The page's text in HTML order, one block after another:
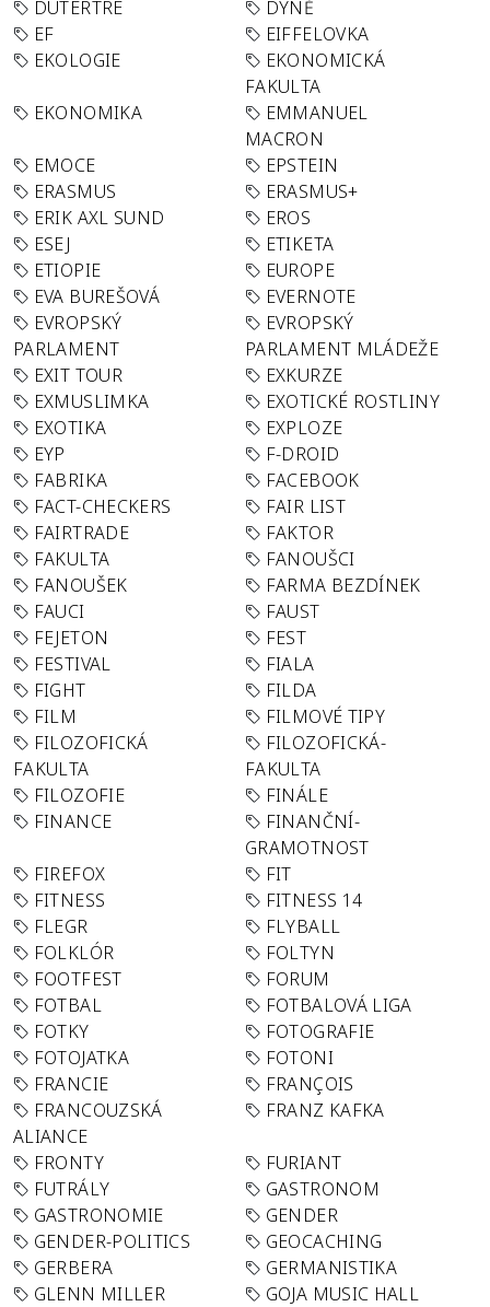
DUTERTRE
DÝNĚ
EF
EIFFELOVKA
EKOLOGIE
EKONOMICKÁ
FAKULTA
EKONOMIKA
EMMANUEL
MACRON
EMOCE
EPSTEIN
ERASMUS
ERASMUS+
ERIK AXL SUND
EROS
ESEJ
ETIKETA
ETIOPIE
EUROPE
EVA BUREŠOVÁ
EVERNOTE
EVROPSKÝ
PARLAMENT
EVROPSKÝ
PARLAMENT MLÁDEŽE
EXIT TOUR
EXKURZE
EXMUSLIMKA
EXOTICKÉ ROSTLINY
EXOTIKA
EXPLOZE
EYP
F-DROID
FABRIKA
FACEBOOK
FACT-CHECKERS
FAIR LIST
FAIRTRADE
FAKTOR
FAKULTA
FANOUŠCI
FANOUŠEK
FARMA BEZDÍNEK
FAUCI
FAUST
FEJETON
FEST
FESTIVAL
FIALA
FIGHT
FILDA
FILM
FILMOVÉ TIPY
FILOZOFICKÁ
FAKULTA
FILOZOFICKÁ-
FAKULTA
FILOZOFIE
FINÁLE
FINANCE
FINANČNÍ-
GRAMOTNOST
FIREFOX
FIT
FITNESS
FITNESS 14
FLEGR
FLYBALL
FOLKLÓR
FOLTYN
FOOTFEST
FORUM
FOTBAL
FOTBALOVÁ LIGA
FOTKY
FOTOGRAFIE
FOTOJATKA
FOTONI
FRANCIE
FRANÇOIS
FRANCOUZSKÁ
ALIANCE
FRANZ KAFKA
FRONTY
FURIANT
FUTRÁLY
GASTRONOM
GASTRONOMIE
GENDER
GENDER-POLITICS
GEOCACHING
GERBERA
GERMANISTIKA
GLENN MILLER
GOJA MUSIC HALL